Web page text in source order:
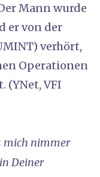
Mann wurde
er von der
verhört,
Operationen
(YNet, VFI
mich nimmer
Deiner